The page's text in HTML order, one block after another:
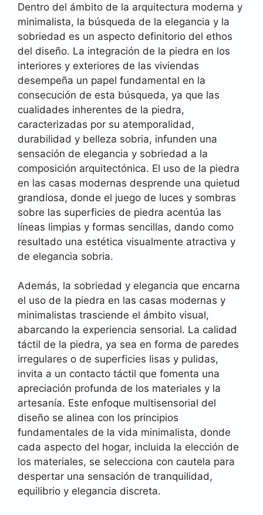
Dentro del ámbito de la arquitectura moderna y
minimalista, la búsqueda de la elegancia y la
sobriedad es un aspecto definitorio del ethos
del diseño. La integración de la piedra en los
interiores y exteriores de las viviendas
desempeña un papel fundamental en la
consecución de esta búsqueda, ya que las
cualidades inherentes de la piedra,
caracterizadas por su atemporalidad,
durabilidad y belleza sobria, infunden una
sensación de elegancia y sobriedad a la
composición arquitectónica. El uso de la piedra
en las casas modernas desprende una quietud
grandiosa, donde el juego de luces y sombras
sobre las superficies de piedra acentúa las
líneas limpias y formas sencillas, dando como
resultado una estética visualmente atractiva y
de elegancia sobria.
Además, la sobriedad y elegancia que encarna
el uso de la piedra en las casas modernas y
minimalistas trasciende el ámbito visual,
abarcando la experiencia sensorial. La calidad
táctil de la piedra, ya sea en forma de paredes
irregulares o de superficies lisas y pulidas,
invita a un contacto táctil que fomenta una
apreciación profunda de los materiales y la
artesanía. Este enfoque multisensorial del
diseño se alinea con los principios
fundamentales de la vida minimalista, donde
cada aspecto del hogar, incluida la elección de
los materiales, se selecciona con cautela para
despertar una sensación de tranquilidad,
equilibrio y elegancia discreta.